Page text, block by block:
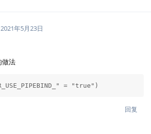
2021年5月23日
做法
= "true")
回复